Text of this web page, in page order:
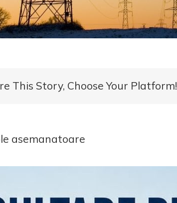
This Story, Choose Your Platform!
asemanatoare